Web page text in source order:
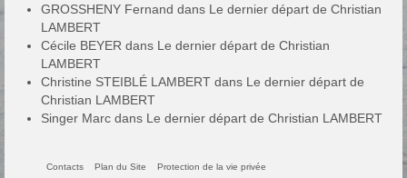
GROSSHENY Fernand dans Le dernier départ de Christian
LAMBERT
Cécile BEYER dans Le dernier départ de Christian
LAMBERT
Christine STEIBLÉ LAMBERT dans Le dernier départ de
Christian LAMBERT
Singer Marc dans Le dernier départ de Christian LAMBERT
Contacts Plan du Site Protection de la vie privée